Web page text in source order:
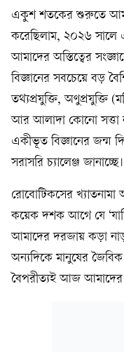
একুশ শতকের শুরুতে
করেছিলাম, ২০২৬ সালে
আমাদের অস্তিত্বের
বিজ্ঞানের সবচেয়ে বড়
তথ্যপ্রযুক্তি, অণুপ্রযুক্তি
আর আলাদা কোনো সত্তা
একীভূত বিজ্ঞানের জন্ম
সরাসরি চ্যালেঞ্জ জানাচ্ছে।
রোবোটিকসের
কয়েক দশক আগে যে
আমাদের দরজায় কড়া
অন্যদিকে মানুষের
বৈপরীত্যই আজ আমাদের